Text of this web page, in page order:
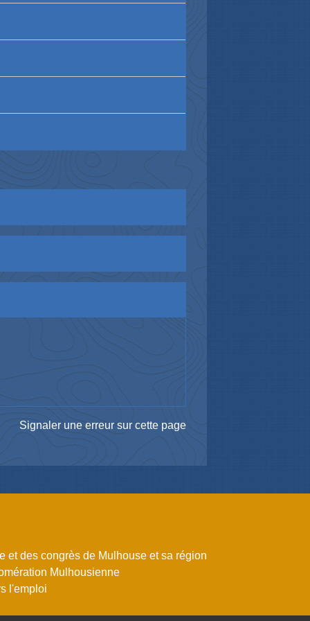
Signaler une erreur sur cette page
et des congrès de Mulhouse et sa région
Mulhousienne
l'emploi